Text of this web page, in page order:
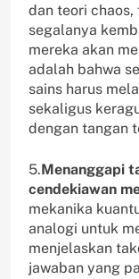
dan teori
segalanya
mereka akan
adalah bahwa
sains harus
sekaligus
dengan tangan
5.Menanggapi
cendekiawan
mekanika
analogi untuk
menjelaskan
jawaban yang